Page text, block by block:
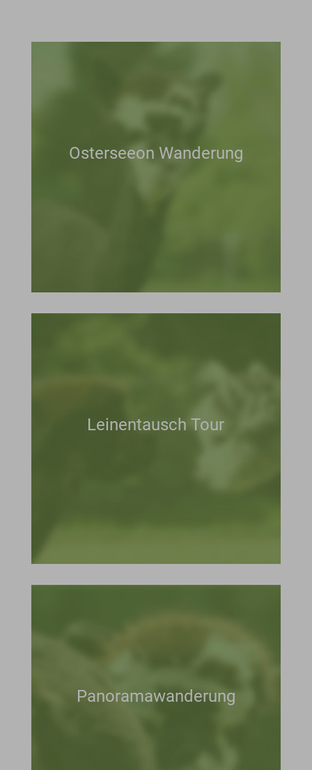
Osterseeon Wanderung
Leinentausch Tour
Panoramawanderung